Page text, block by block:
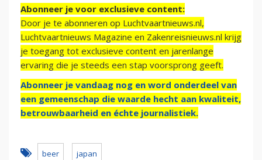
Abonneer je voor exclusieve content:
Door je te abonneren op Luchtvaartnieuws.nl,
Luchtvaartnieuws Magazine en Zakenreisnieuws.nl krijg
je toegang tot exclusieve content en jarenlange
ervaring die je steeds een stap voorsprong geeft.
Abonneer je vandaag nog en word onderdeel van
een gemeenschap die waarde hecht aan kwaliteit,
betrouwbaarheid en échte journalistiek.
beer japan